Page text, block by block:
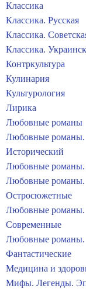
Классика
Классика. Русская
Классика.
Классика.
Контркультура
Кулинария
Культурология
Лирика
Любовные романы
Любовные романы.
Исторический
Любовные романы.
Любовные романы.
Остросюжетные
Любовные романы.
Современные
Любовные романы.
Фантастические
Медицина и
Мифы. Легенды.